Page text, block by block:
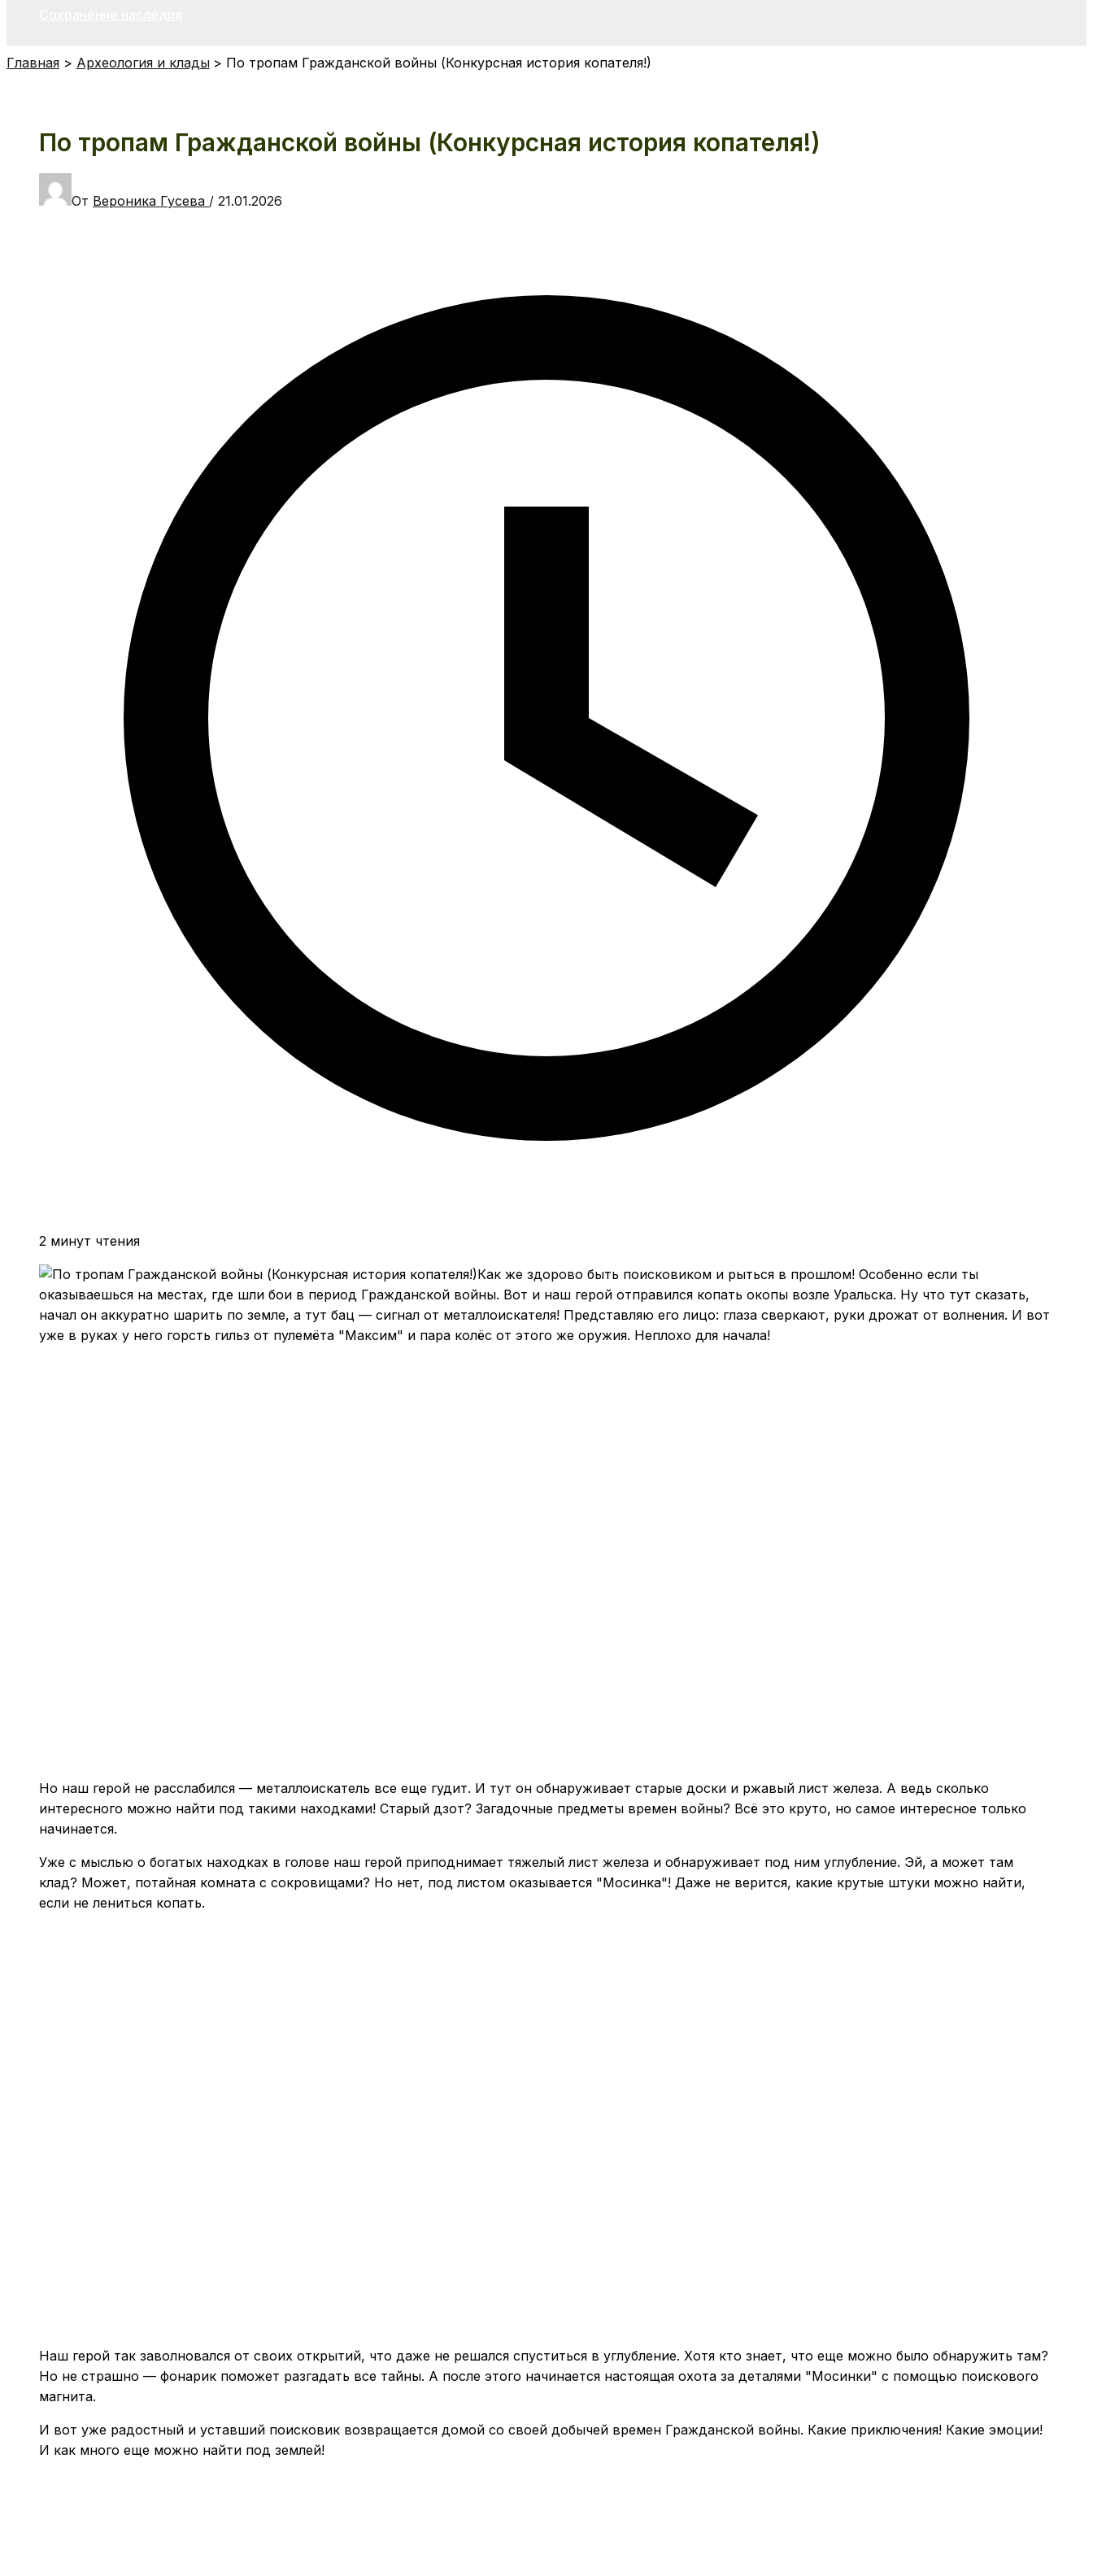
Главная Археология и клады По тропам Гражданской войны (Конкурсная история копателя!)
По тропам Гражданской войны (Конкурсная история копателя!)
От Вероника Гусева / 21.01.2026
2 минут чтения
Как же здорово быть поисковиком и рыться в прошлом! Особенно если ты
оказываешься на местах, где шли бои в период Гражданской войны. Вот и наш герой отправился копать окопы возле Уральска. Ну что тут сказать,
начал он аккуратно шарить по земле, а тут бац — сигнал от металлоискателя! Представляю его лицо: глаза сверкают, руки дрожат от волнения. И вот
уже в руках у него горсть гильз от пулемёта "Максим" и пара колёс от этого же оружия. Неплохо для начала!
Но наш герой не расслабился — металлоискатель все еще гудит. И тут он обнаруживает старые доски и ржавый лист железа. А ведь сколько
интересного можно найти под такими находками! Старый дзот? Загадочные предметы времен войны? Всё это круто, но самое интересное только
начинается.
Уже с мыслью о богатых находках в голове наш герой приподнимает тяжелый лист железа и обнаруживает под ним углубление. Эй, а может там
клад? Может, потайная комната с сокровищами? Но нет, под листом оказывается "Мосинка"! Даже не верится, какие крутые штуки можно найти,
если не лениться копать.
Наш герой так заволновался от своих открытий, что даже не решался спуститься в углубление. Хотя кто знает, что еще можно было обнаружить там?
Но не страшно — фонарик поможет разгадать все тайны. А после этого начинается настоящая охота за деталями "Мосинки" с помощью поискового
магнита.
И вот уже радостный и уставший поисковик возвращается домой со своей добычей времен Гражданской войны. Какие приключения! Какие эмоции!
И как много еще можно найти под землей!